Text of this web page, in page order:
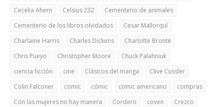
Cecelia Ahern
Celsius 232
Cementerio de animales
Cementerio de los libros olvidados
Cesar Mallorquí
Charlaine Harris
Charles Dickens
Charlotte Brontë
Chris Pueyo
Christopher Moore
Chuck Palahniuk
ciencia ficción
cine Clásicos del manga
Clive Cussler
Colin Falconer
comic cómic comic americano
compras
Con las mujeres no hay manera
Cordero coven
Crezco